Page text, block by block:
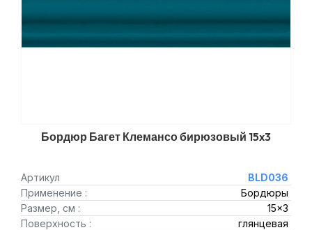
Бордюр Багет Клемансо бирюзовый 15x3
Артикул
BLD036
Применение :
Бордюры
Размер, см :
15x3
Поверхность :
глянцевая